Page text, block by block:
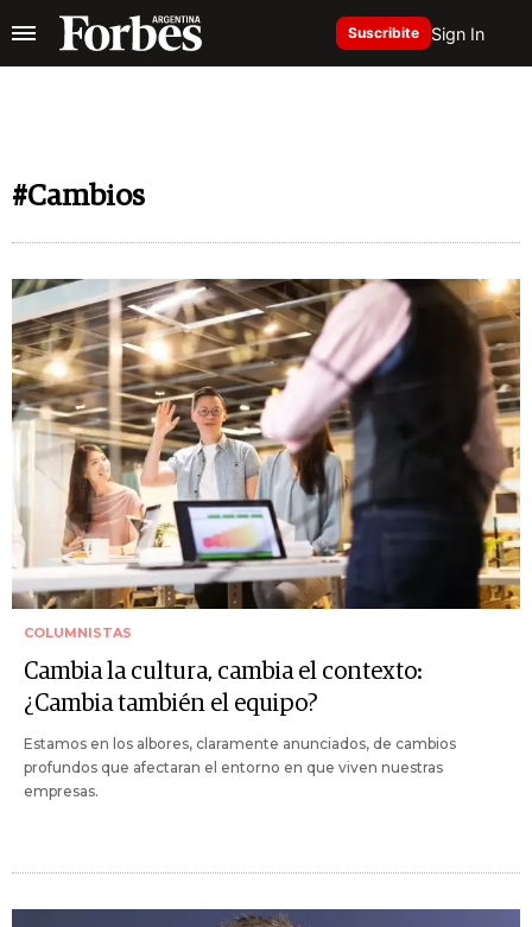
Suscribite Sign In
#Cambios
COLUMNISTAS
Cambia la cultura, cambia el contexto:
¿Cambia también el equipo?
Estamos en los albores, claramente anunciados, de cambios
profundos que afectaran el entorno en que viven nuestras
empresas.